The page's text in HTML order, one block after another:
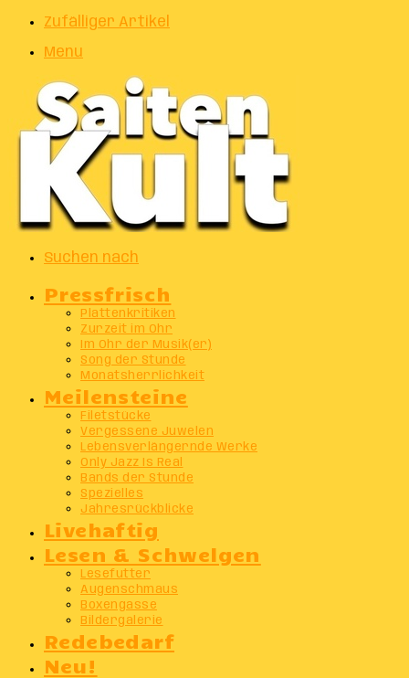
Zufälliger Artikel
Menu
Suchen nach
Pressfrisch
Plattenkritiken
Zurzeit im Ohr
Im Ohr der Musik(er)
Song der Stunde
Monatsherrlichkeit
Meilensteine
Filetstücke
Vergessene Juwelen
Lebensverlängernde Werke
Only Jazz Is Real
Bands der Stunde
Spezielles
Jahresrückblicke
Livehaftig
Lesen & Schwelgen
Lesefutter
Augenschmaus
Boxengasse
Bildergalerie
Redebedarf
Neu!